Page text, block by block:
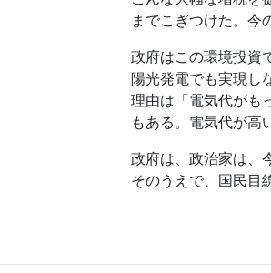
までこぎつけた。今
政府はこの環境投資
陽光発電でも実現し
理由は「電気代がも
もある。電気代が高
政府は、政治家は、
そのうえで、国民目